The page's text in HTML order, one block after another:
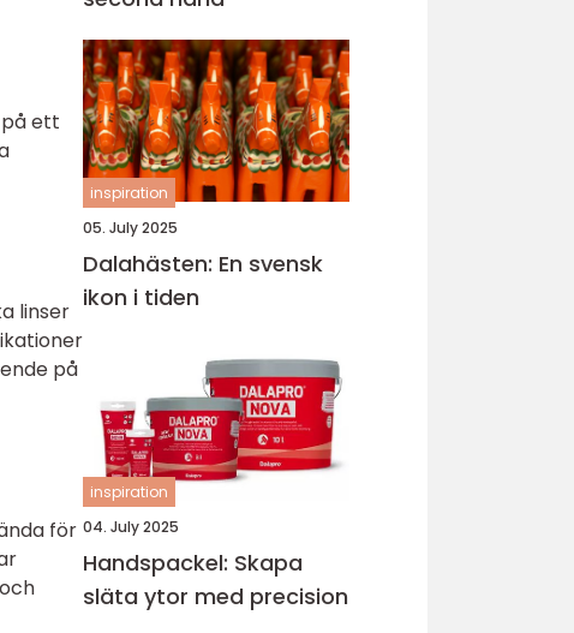
ett
linser
på
för
inspiration
05. July 2025
Dalahästen: En svensk
ikon i tiden
inspiration
04. July 2025
Handspackel: Skapa
släta ytor med precision